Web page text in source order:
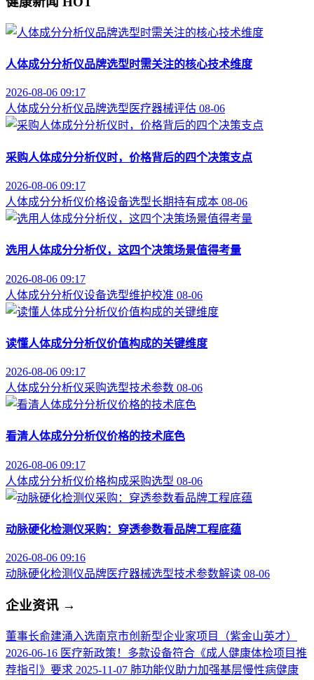
人体成分分析仪品牌选型时需关注的核心技术维度
2026-08-06 09:17
人体成分分析仪品牌选型 医疗器械评估 08-06
采购人体成分分析仪时，价格背后的四个决策支点
2026-08-06 09:17
人体成分分析仪价格设备选型长期持有成本 08-06
选用人体成分分析仪，这四个决策场景值得考量
2026-08-06 09:17
人体成分分析仪设备选型维护校准 08-06
读懂人体成分分析仪价值构成的关键维度
2026-08-06 09:17
人体成分分析仪采购选型技术参数 08-06
看清人体成分分析仪价格的技术底色
2026-08-06 09:17
人体成分分析仪价格构成采购选型 08-06
动脉硬化检测仪采购：穿透参数看品牌工程底蕴
2026-08-06 09:16
动脉硬化检测仪品牌医疗器械选型技术参数解读 08-06
企业资讯 →
董事长俞建涌入选南京市创新型企业家项目（紫金山英才）
2026-06-16 医疗新政策！多款设备符合《成人健康体检项目推
荐指引》要求 2025-11-07 肺功能仪助力加强基层慢性病健康